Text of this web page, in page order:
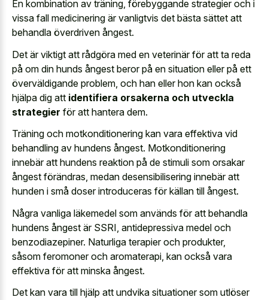
En kombination av träning, förebyggande strategier och i
vissa fall medicinering är vanligtvis det bästa sättet att
behandla överdriven ångest.
Det är viktigt att rådgöra med en veterinär för att ta reda
på om din hunds ångest beror på en situation eller på ett
överväldigande problem, och han eller hon kan också
hjälpa dig att identifiera orsakerna och utveckla
strategier för att hantera dem.
Träning och motkonditionering kan vara effektiva vid
behandling av hundens ångest. Motkonditionering
innebär att hundens reaktion på de stimuli som orsakar
ångest förändras, medan desensibilisering innebär att
hunden i små doser introduceras för källan till ångest.
Några vanliga läkemedel som används för att behandla
hundens ångest är SSRI, antidepressiva medel och
benzodiazepiner. Naturliga terapier och produkter,
såsom feromoner och aromaterapi, kan också vara
effektiva för att minska ångest.
Det kan vara till hjälp att undvika situationer som utlöser